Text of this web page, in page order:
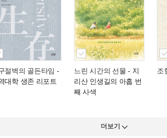
절벽의 골든타임 -
대학 생존 리포트
느린 시간의 선물 - 지
리산 인생길의 아홉 번
째 사색
조
더보기